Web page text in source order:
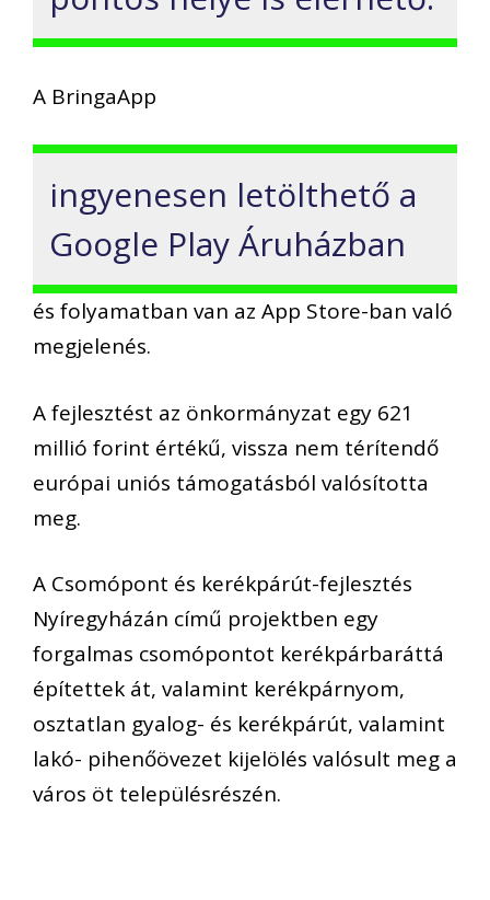
A BringaApp
ingyenesen letölthető a
Google Play Áruházban
és folyamatban van az App Store-ban való
megjelenés.
A fejlesztést az önkormányzat egy 621
millió forint értékű, vissza nem térítendő
európai uniós támogatásból valósította
meg.
A Csomópont és kerékpárút-fejlesztés
Nyíregyházán című projektben egy
forgalmas csomópontot kerékpárbaráttá
építettek át, valamint kerékpárnyom,
osztatlan gyalog- és kerékpárút, valamint
lakó- pihenőövezet kijelölés valósult meg a
város öt településrészén.